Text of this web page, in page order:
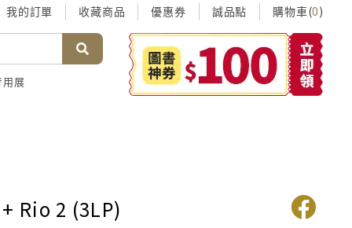
我的訂單 收藏商品 優惠券 誠品點 購物車(0)
用展
Rio 2 (3LP)